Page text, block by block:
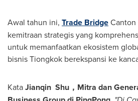
Awal tahun ini, Trade BridgeCanton
kemitraan strategis yang
untuk memanfaatkan ekosistem
bisnis Tiongkok berekspansi ke
KataJianqin Shu，Mitra dan